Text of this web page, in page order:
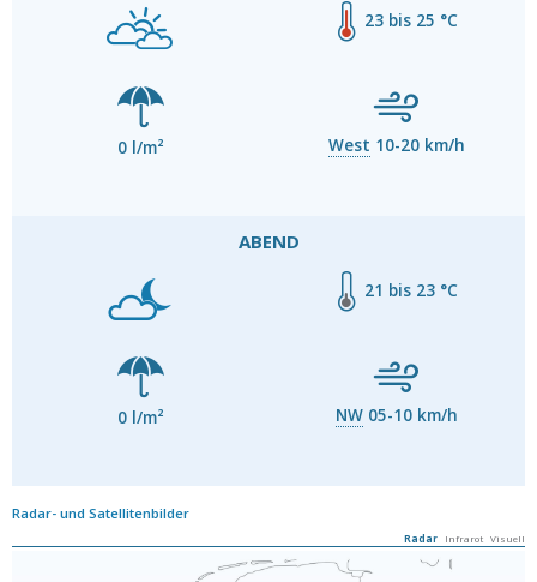
23 bis 25 °C
0 l/m² West 10-20 km/h
ABEND
21 bis 23 °C
0 l/m² NW 05-10 km/h
Radar- und Satellitenbilder
Radar Infrarot Visuell